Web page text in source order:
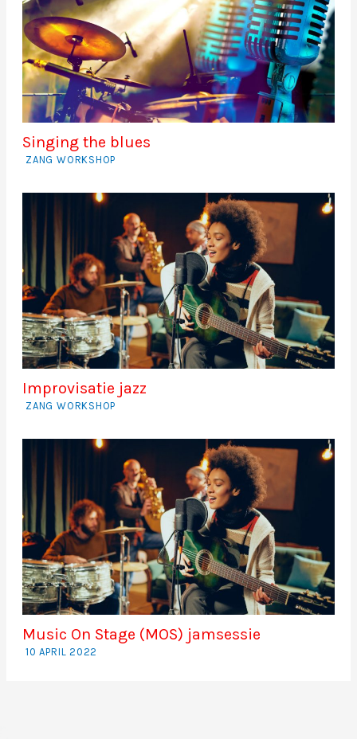
Singing the blues
ZANG WORKSHOP
Improvisatie jazz
ZANG WORKSHOP
Music On Stage (MOS) jamsessie
10 APRIL 2022